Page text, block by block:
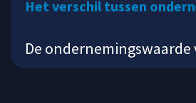
Het verschil tussen
De